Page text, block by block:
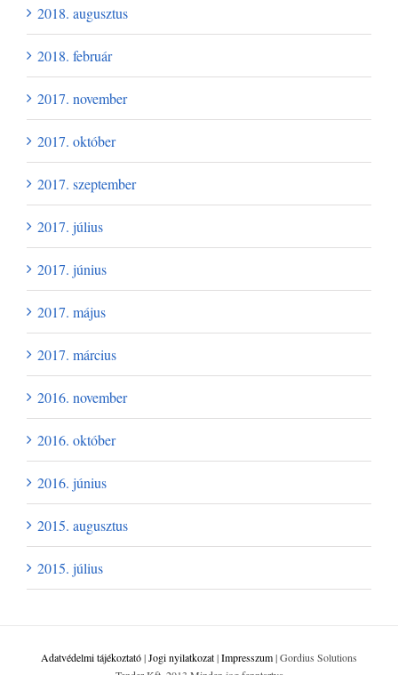
2018. augusztus
2018. február
2017. november
2017. október
2017. szeptember
2017. július
2017. június
2017. május
2017. március
2016. november
2016. október
2016. június
2015. augusztus
2015. július
Adatvédelmi tájékoztató|Jogi nyilatkozat|Impresszum| Gordius Solutions